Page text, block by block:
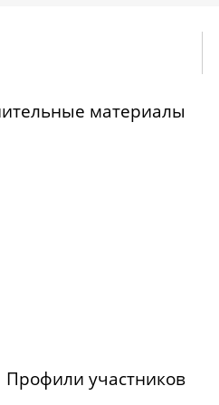
материалы
Профили участников